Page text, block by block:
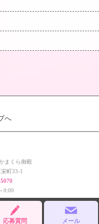
応募質問 メール
へ
まくら御殿
町33-1
0:00
All Rights Reserved.